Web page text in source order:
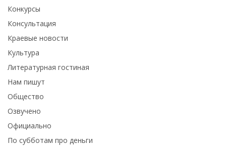
Конкурсы
Консультация
Краевые новости
Культура
Литературная гостиная
Нам пишут
Общество
Озвучено
Официально
По субботам про деньги